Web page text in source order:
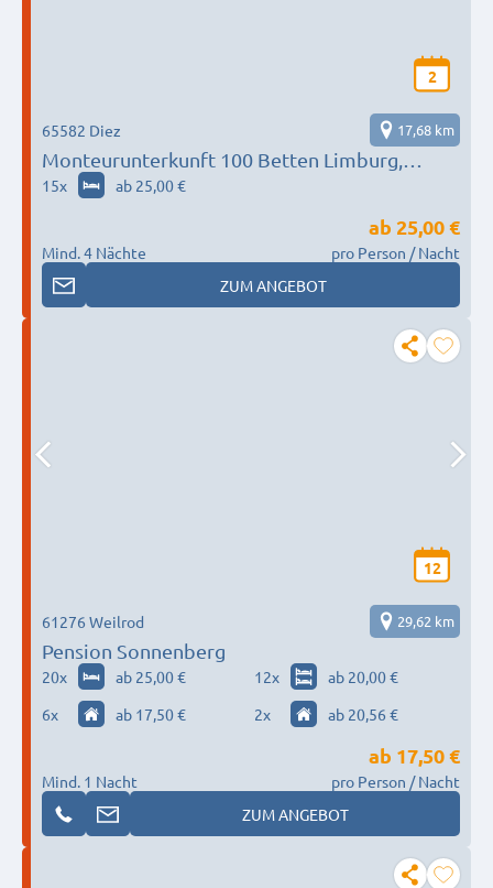
2
Monteurunterkunft 100 Betten Limburg,
Weilburg, Bad Schwalbach, Hadamar, Elbtal
65582 Diez 17,68 km
15x ab 25,00 €
Mind. 4 Nächte
ab 25,00 €
pro Person / Nacht
ZUM ANGEBOT
12
Pension Sonnenberg
61276 Weilrod 29,62 km
20x ab 25,00 € 12x
ab 20,00 €
6x ab 17,50 € 2x ab 20,56 €
Mind. 1 Nacht
ab 17,50 €
pro Person / Nacht
ZUM ANGEBOT